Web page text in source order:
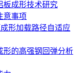
板成形技术研究
意事项
形加载路径自适应
形的高强钢回弹分析